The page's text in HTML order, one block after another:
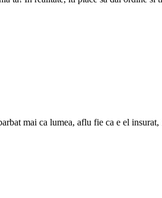
mai ca lumea, aflu fie ca e el insurat,